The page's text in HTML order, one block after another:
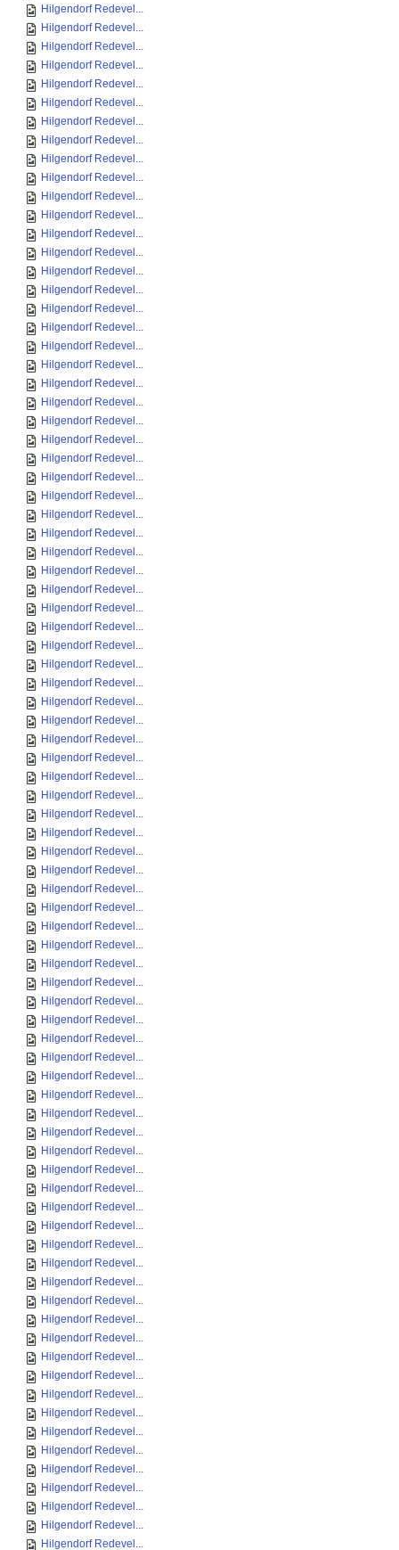
Hilgendorf Redevel...
Hilgendorf Redevel...
Hilgendorf Redevel...
Hilgendorf Redevel...
Hilgendorf Redevel...
Hilgendorf Redevel...
Hilgendorf Redevel...
Hilgendorf Redevel...
Hilgendorf Redevel...
Hilgendorf Redevel...
Hilgendorf Redevel...
Hilgendorf Redevel...
Hilgendorf Redevel...
Hilgendorf Redevel...
Hilgendorf Redevel...
Hilgendorf Redevel...
Hilgendorf Redevel...
Hilgendorf Redevel...
Hilgendorf Redevel...
Hilgendorf Redevel...
Hilgendorf Redevel...
Hilgendorf Redevel...
Hilgendorf Redevel...
Hilgendorf Redevel...
Hilgendorf Redevel...
Hilgendorf Redevel...
Hilgendorf Redevel...
Hilgendorf Redevel...
Hilgendorf Redevel...
Hilgendorf Redevel...
Hilgendorf Redevel...
Hilgendorf Redevel...
Hilgendorf Redevel...
Hilgendorf Redevel...
Hilgendorf Redevel...
Hilgendorf Redevel...
Hilgendorf Redevel...
Hilgendorf Redevel...
Hilgendorf Redevel...
Hilgendorf Redevel...
Hilgendorf Redevel...
Hilgendorf Redevel...
Hilgendorf Redevel...
Hilgendorf Redevel...
Hilgendorf Redevel...
Hilgendorf Redevel...
Hilgendorf Redevel...
Hilgendorf Redevel...
Hilgendorf Redevel...
Hilgendorf Redevel...
Hilgendorf Redevel...
Hilgendorf Redevel...
Hilgendorf Redevel...
Hilgendorf Redevel...
Hilgendorf Redevel...
Hilgendorf Redevel...
Hilgendorf Redevel...
Hilgendorf Redevel...
Hilgendorf Redevel...
Hilgendorf Redevel...
Hilgendorf Redevel...
Hilgendorf Redevel...
Hilgendorf Redevel...
Hilgendorf Redevel...
Hilgendorf Redevel...
Hilgendorf Redevel...
Hilgendorf Redevel...
Hilgendorf Redevel...
Hilgendorf Redevel...
Hilgendorf Redevel...
Hilgendorf Redevel...
Hilgendorf Redevel...
Hilgendorf Redevel...
Hilgendorf Redevel...
Hilgendorf Redevel...
Hilgendorf Redevel...
Hilgendorf Redevel...
Hilgendorf Redevel...
Hilgendorf Redevel...
Hilgendorf Redevel...
Hilgendorf Redevel...
Hilgendorf Redevel...
Hilgendorf Redevel...